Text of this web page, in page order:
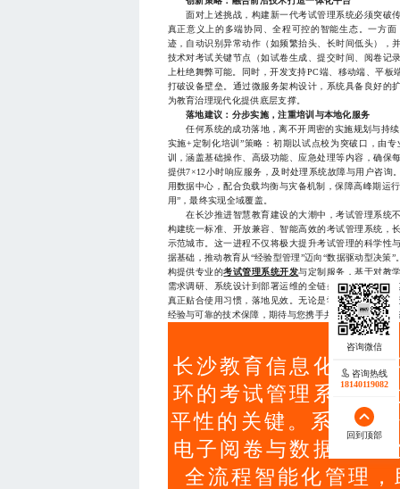
面对上述挑战，构建新一代考试管理系统必须突破
真正意义上的多端协同、全程可控的智能生态。一方
迹，自动识别异常动作（如频繁抬头、长时间低头），
技术对考试关键节点（如试卷生成、提交时间、阅卷记
上杜绝舞弊可能。同时，开发支持PC端、移动端、平
打破设备壁垒。通过微服务架构设计，系统具备良好的
为教育治理现代化提供底层支撑。
落地建议：分步实施，注重培训与本地化服务
任何系统的成功落地，离不开周密的实施规划与持续
实施+定制化培训”策略：初期以试点校为突破口，由
训，涵盖基础操作、高级功能、应急处理等内容，确保
提供7×12小时响应服务，及时处理系统故障与用户咨
用数据中心，配合负载均衡与灾备机制，保障高峰期运
用”，最终实现全域覆盖。
在长沙推进智慧教育建设的大潮中，考试管理系统
构建统一标准、开放兼容、智能高效的考试管理系统，
示范城市。这一进程不仅将极大提升考试管理的科学性
据基础，推动教育从“经验型管理”迈向“数据驱动型决策
构提供专业的考试管理系统开发与定制服务，基于对教
需求调研、系统设计到部署运维的全链条服务能力，尤
真正贴合使用习惯，落地见效。无论是学校内部的考试
经验与可靠的技术保障，期待与您携手共建智慧教育新生
长沙教育信息化背景
环的考试管理系统成
平性的关键。系统融
电子阅卷与数据可视
全流程智能化管理
咨询热线
18140119082
回到顶部